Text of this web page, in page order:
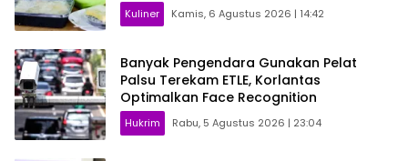
Kuliner Kamis, 6 Agustus 2026 | 14:42
Banyak Pengendara Gunakan Pelat
Palsu Terekam ETLE, Korlantas
Optimalkan Face Recognition
Hukrim Rabu, 5 Agustus 2026 | 23:04